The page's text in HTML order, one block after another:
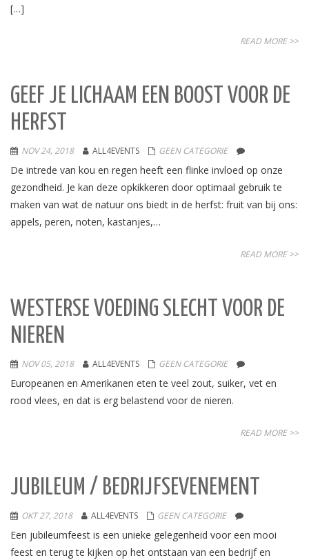
[…]
READ MORE >>
GEEF JE LICHAAM EEN BOOST VOOR DE
HERFST
NOV 24, 2018 ALL4EVENTS GEEN CATEGORIE
De intrede van kou en regen heeft een flinke invloed op onze
gezondheid. Je kan deze opkikkeren door optimaal gebruik te
maken van wat de natuur ons biedt in de herfst: fruit van bij ons:
appels, peren, noten, kastanjes,…
READ MORE >>
WESTERSE VOEDING SLECHT VOOR DE
NIEREN
NOV 05, 2018 ALL4EVENTS GEEN CATEGORIE
Europeanen en Amerikanen eten te veel zout, suiker, vet en
rood vlees, en dat is erg belastend voor de nieren.
READ MORE >>
JUBILEUM / BEDRIJFSEVENEMENT
OKT 27, 2018 ALL4EVENTS GEEN CATEGORIE
Een jubileumfeest is een unieke gelegenheid voor een mooi
feest en terug te kijken op het ontstaan van een bedrijf en